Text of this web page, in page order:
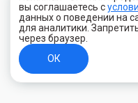
вы соглашаетесь с
данных о поведении на
для аналитики.
через браузер.
ОК